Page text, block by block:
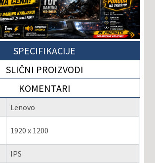
SPECIFIKACIJE
SLIČNI PROIZVODI
KOMENTARI
Lenovo
1920 x 1200
IPS